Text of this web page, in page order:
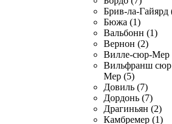
Брив-ла-Гайярд
Бюжа (1)
Вальбонн (1)
Вернон (2)
Вилле-сюр-Мер
Вильфранш сюр
Мер (5)
Довиль (7)
Дордонь (7)
Драгиньян (2)
Камбремер (1)